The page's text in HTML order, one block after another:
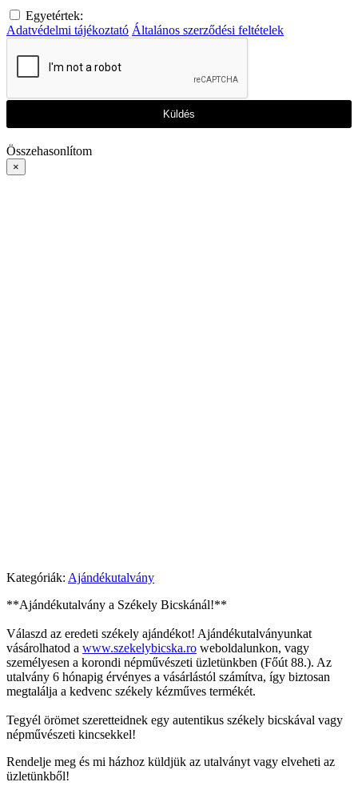
Egyetértek:
Adatvédelmi tájékoztató Általános szerződési feltételek
Küldés
Összehasonlítom
×
Kategóriák: Ajándékutalvány
**Ajándékutalvány a Székely Bicskánál!**
Válaszd az eredeti székely ajándékot! Ajándékutalványunkat
vásárolhatod a www.szekelybicska.ro weboldalunkon, vagy
személyesen a korondi népművészeti üzletünkben (Főút 88.). Az
utalvány 6 hónapig érvényes a vásárlástól számítva, így biztosan
megtalálja a kedvenc székely kézműves termékét.
Tegyél örömet szeretteidnek egy autentikus székely bicskával vagy
népművészeti kincsekkel!
Rendelje meg és mi házhoz küldjük az utalványt vagy elveheti az
üzletünkből!